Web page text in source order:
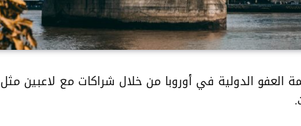
العفو الدولية في أوروبا من خلال شراكات مع لاعبين مثل